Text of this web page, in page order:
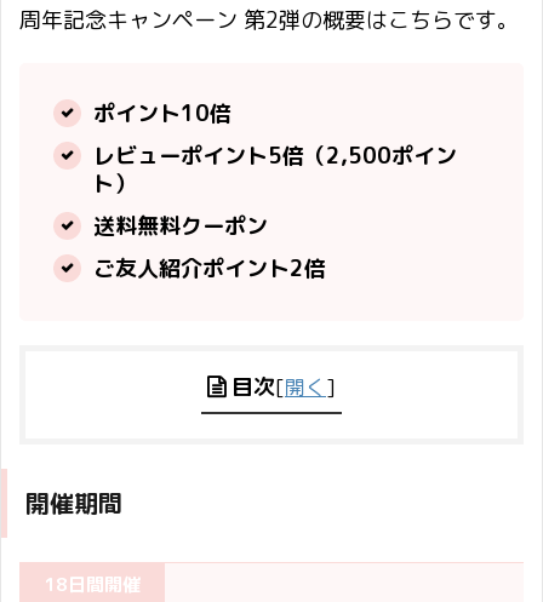
周年記念キャンペーン 第2弾の概要はこちらです。
ポイント10倍
レビューポイント5倍（2,500ポイン
ト）
送料無料クーポン
ご友人紹介ポイント2倍
目次[開く ]
開催期間
18日間開催